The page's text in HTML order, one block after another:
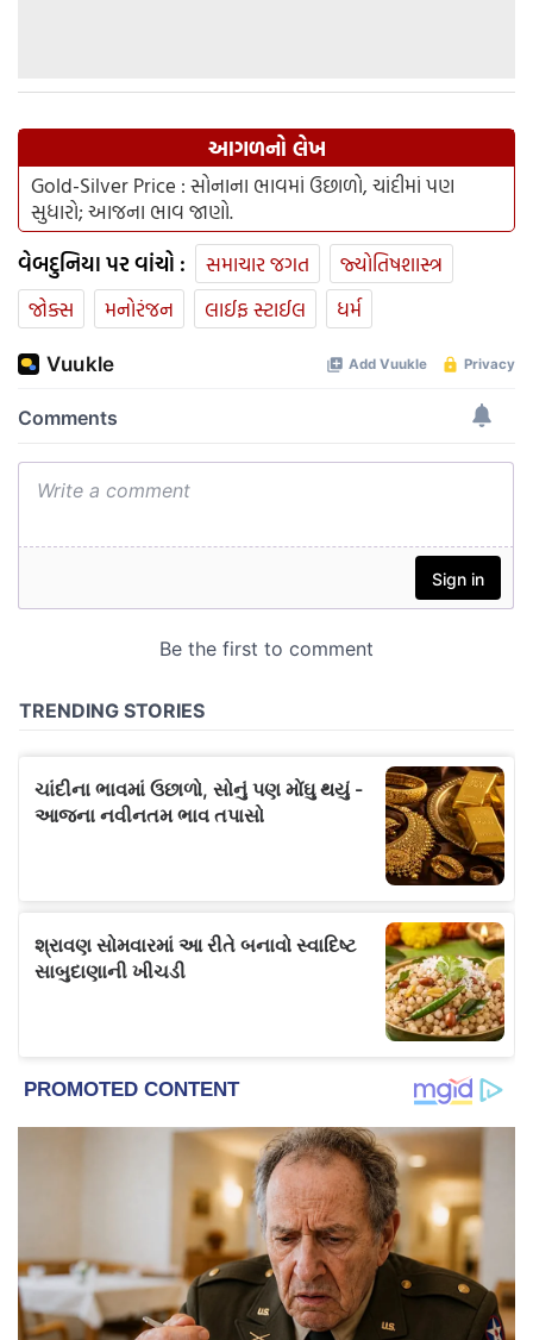
આગળનો લેખ
Gold-Silver Price : સોનાના ભાવમાં ઉછાળો, ચાંદીમાં પણ
સુધારો; આજના ભાવ જાણો.
વેબદુનિયા પર વાંચો : સમાચાર જગત
જ્યોતિષશાસ્ત્ર
જોક્સ
મનોરંજન લાઈફ સ્ટાઈલ ધર્મ